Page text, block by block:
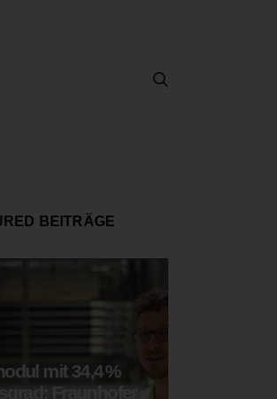
BEITRÄGE
mit 34,4 %
Fraunhofer